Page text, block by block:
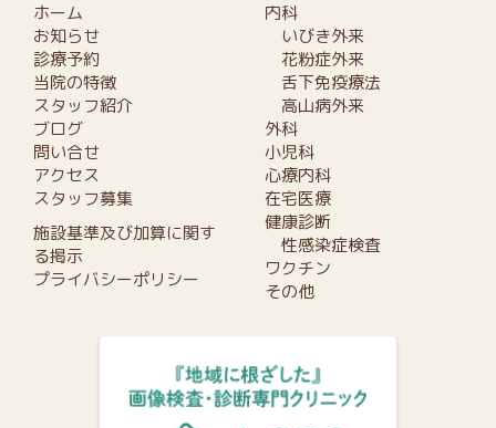
ホーム
お知らせ
診療予約
当院の特徴
スタッフ紹介
ブログ
問い合せ
アクセス
スタッフ募集
施設基準及び加算に関す
る掲示
プライバシーポリシー
内科
いびき外来
花粉症外来
舌下免疫療法
高山病外来
外科
小児科
心療内科
在宅医療
健康診断
性感染症検査
ワクチン
その他